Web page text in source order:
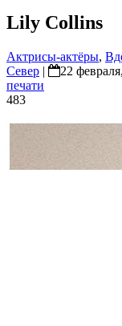
Lily Collins
Актрисы-актёры,
Север | 22
печати
483